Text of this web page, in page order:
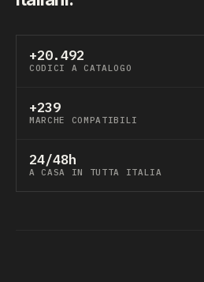
+20.492
CODICI A CATALOGO
+239
MARCHE COMPATIBILI
24/48h
A CASA IN TUTTA ITALIA